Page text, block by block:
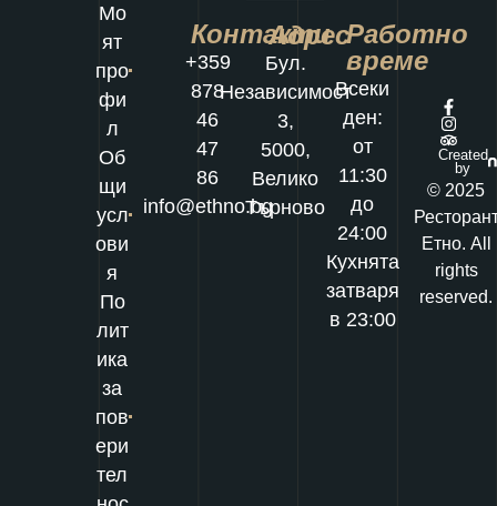
Мо
ят
про
фи
л
Об
щи
усл
ови
я
По
лит
ика
за
пов
ери
тел
Контакти
+359
878
46
47
86
info@ethno.bg
Адрес
Бул.
Независимост
3,
5000,
Велико
Търново
Работно
време
Всеки
ден:
от
11:30
до
24:00
Кухнята
затваря
в 23:00
Created
by
© 2025
Етно. All
rights
reserved.